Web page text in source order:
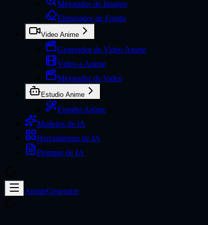
Mejorador de Imagen
Eliminador de Fondo
Video Anime
Generador de Video Anime
Video a Anime
Mejorador de Video
Estudio Anime
Estudio Anime
Modelos de IA
Herramientas de IA
Prompts de IA
AnimeGenerator